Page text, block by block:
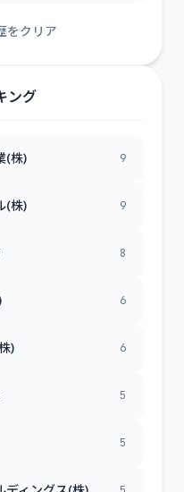
をクリア
ング
(株) 9
(株) 9
8
6
) 6
5
5